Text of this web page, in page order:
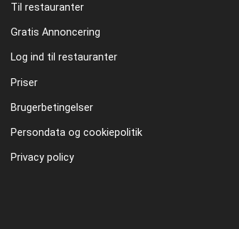
Til restauranter
Gratis Annoncering
Log ind til restauranter
Priser
Brugerbetingelser
Persondata og cookiepolitik
Privacy policy